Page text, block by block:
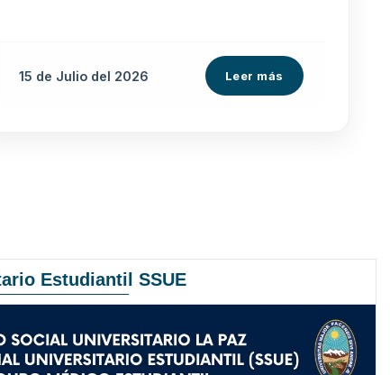
15 de Juliodel 2026 Leer más
Estudiantil SSUE